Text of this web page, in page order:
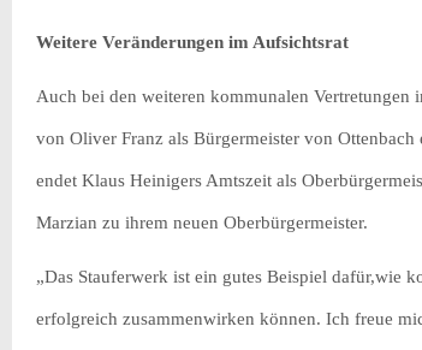
Weitere Veränderungen im Aufsichtsrat
Auch bei den weiteren kommunalen Vertretungen
von Oliver Franz als Bürgermeister von
endet Klaus Heinigers Amtszeit als
Marzian zu ihrem neuen Oberbürgermeister.
„Das Stauferwerk ist ein gutes Beispiel dafür,wie
erfolgreich zusammenwirken können. Ich freue